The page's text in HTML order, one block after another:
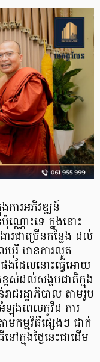
ការអភិវឌ្ឍន៍
ណ្ណោះទេ ក្នុងនោះ
រជាច្រើនកន្លែង ដល់
រី មានការលូត
ដែលនោះធ្វើអោយ
ស់ដល់សង្គមជាតិក្នុង
ជរដ្ឋាភិបាល តាមរូប
អំឡុងពេលកូវីដ ការ
កម្មវិធីផ្សេងៗ ជាក់
ក្នុងថ្ងៃនេះជាដើម